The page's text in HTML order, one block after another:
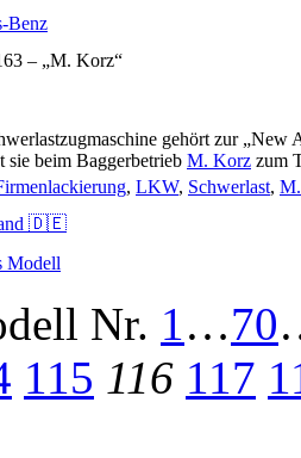
Benz
– „M. Korz“
gehört zur
sie beim Baggerbetrieb M. Korz zum
, LKW, Schwerlast,
🇩🇪
Modell
Nr. 1…70
115 116 117